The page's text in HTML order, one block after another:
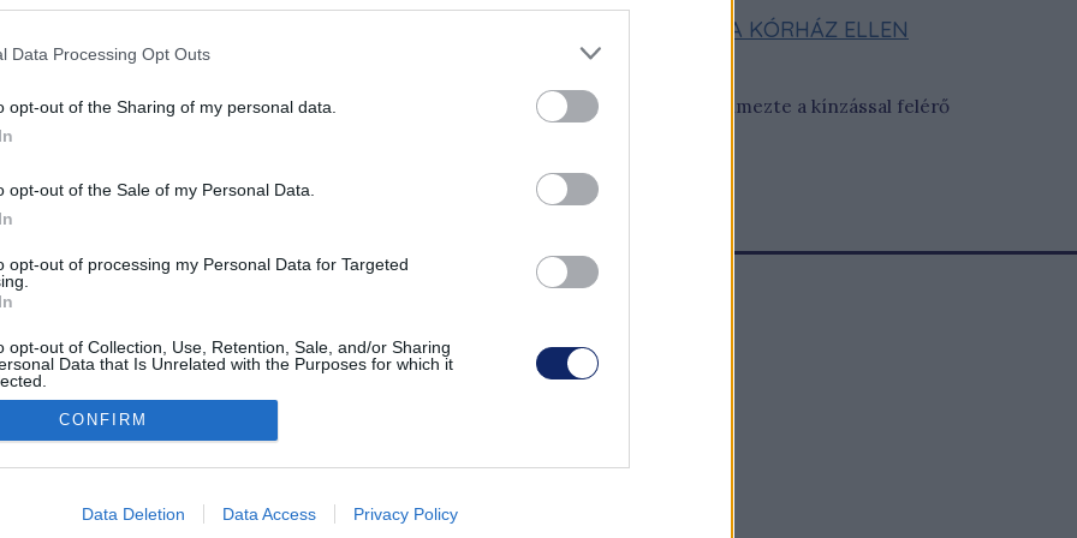
Data Processing Opt Outs
opt-out of the Sharing of my personal data.
opt-out of the Sale of my Personal Data.
opt-out of processing my Personal Data for Targeted
opt-out of Collection, Use, Retention, Sale, and/or Sharing
Data that Is Unrelated with the Purposes for which it
allow Google to enable storage related to advertising like cookies on
CONFIRM
Data Deletion Data Access Privacy Policy
TARTOTTÁK A KAPOSVÁRI KÓRHÁZBAN - ELSŐFOKON PERT NYERT A KÓRHÁZ ELLEN
hogy kidobják a kórházból, ha nem hagyja el önként az intézményt, mikor sérelmezte a kínzással felérő
KPSVR, 2022